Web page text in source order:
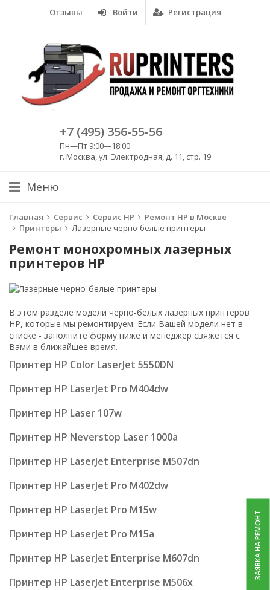
Отзывы Войти Регистрация
+7 (495) 356-55-56
Пн—Пт 9:00—18:00
г. Москва, ул. Электродная, д. 11, стр. 19
Меню
Главная Сервис Сервис HP
Ремонт HP в Москве
Принтеры
Лазерные черно-белые принтеры
Ремонт монохромных лазерных
принтеров HP
В этом разделе модели черно-белых лазерных принтеров
HP, которые мы ремонтируем. Если Вашей модели нет в
списке - заполните форму ниже и менеджер свяжется с
Вами в ближайшее время.
Принтер HP Color LaserJet 5550DN
Принтер HP LaserJet Pro M404dw
Принтер HP Laser 107w
Принтер HP Neverstop Laser 1000a
Принтер HP LaserJet Enterprise M507dn
Принтер HP LaserJet Pro M402dw
Принтер HP LaserJet Pro M15w
Принтер HP LaserJet Pro M15a
Принтер HP LaserJet Enterprise M607dn
Принтер HP LaserJet Enterprise M506x
ЗАЯВКА НА РЕМОНТ